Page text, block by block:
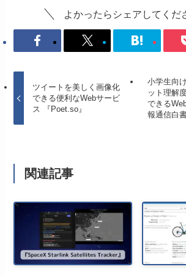
よかったらシェアしてくだ
ツイートを美しく画像化
できる便利なWebサービ
ス 『Poet.so』
小学生向
ット理解
できる
報通信白
関連記事